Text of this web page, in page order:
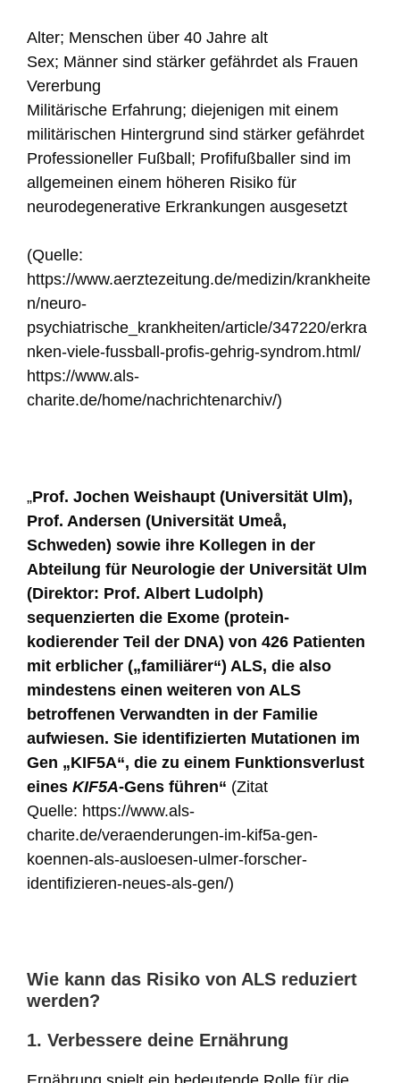
Alter; Menschen über 40 Jahre alt
Sex; Männer sind stärker gefährdet als Frauen
Vererbung
Militärische Erfahrung; diejenigen mit einem
militärischen Hintergrund sind stärker gefährdet
Professioneller Fußball; Profifußballer sind im
allgemeinen einem höheren Risiko für
neurodegenerative Erkrankungen ausgesetzt
(Quelle:
https://www.aerztezeitung.de/medizin/krankheite
n/neuro-
psychiatrische_krankheiten/article/347220/erkra
nken-viele-fussball-profis-gehrig-syndrom.html/
https://www.als-
charite.de/home/nachrichtenarchiv/)
„Prof. Jochen Weishaupt (Universität Ulm),
Prof. Andersen (Universität Umeå,
Schweden) sowie ihre Kollegen in der
Abteilung für Neurologie der Universität Ulm
(Direktor: Prof. Albert Ludolph)
sequenzierten die Exome (protein-
kodierender Teil der DNA) von 426 Patienten
mit erblicher („familiärer“) ALS, die also
mindestens einen weiteren von ALS
betroffenen Verwandten in der Familie
aufwiesen. Sie identifizierten Mutationen im
Gen „KIF5A“, die zu einem Funktionsverlust
eines KIF5A-Gens führen“ (Zitat
Quelle: https://www.als-
charite.de/veraenderungen-im-kif5a-gen-
koennen-als-ausloesen-ulmer-forscher-
identifizieren-neues-als-gen/)
Wie kann das Risiko von ALS reduziert
werden?
1. Verbessere deine Ernährung